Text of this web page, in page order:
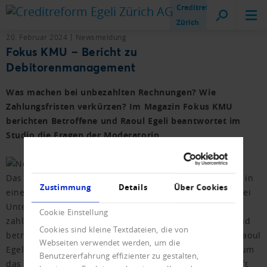
Zustimmung Details Über Cookies
Cookie Einstellung
Cookies sind kleine Textdateien, die von
Webseiten verwendet werden, um die
Benutzererfahrung effizienter zu gestalten,
Creditreform
Zürich
20. Februar 2024 Newsmeldung
Fokus KMU – Bericht zu
Debitorenmanagement
Was machen bei unbezahlten Rechnungen? Wie
Zahlungsfristen verkürzen? Im Magazin Fokus KMU
berichten Betroffene und Raoul Egeli beantwortet im
Studio die Fragen der Moderatorin.
Das Magazin «Fokus KMU» von Tele Zürich befasst sich in
einem längeren Beitrag mit Debitorenmanagement. Zwei
Unternehmer schildern die Schwierigkeiten mit
zahlungsunwilligen Kunden, verzögerten Zahlungen und
betrügerischen Machenschaften. Verbandspräsident Raoul
Egeli nimmt Stellung zu verschiedensten Fragen rund um
das Debitorenmanagement und hat eine klare Botschaft